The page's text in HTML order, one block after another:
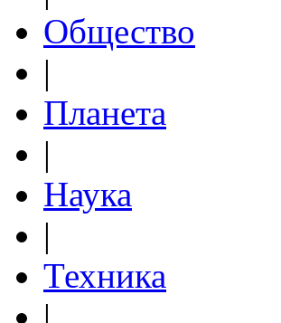
Общество
|
Планета
|
Наука
|
Техника